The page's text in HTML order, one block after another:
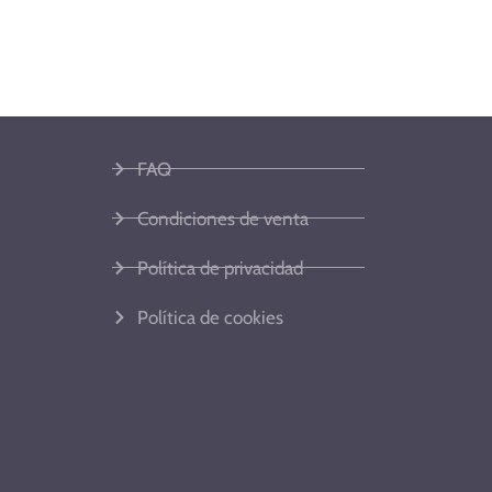
FAQ
Condiciones de venta
Política de privacidad
Política de cookies